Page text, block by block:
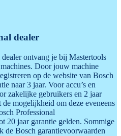
dealer
ontvang je bij Mastertools
Door jouw machine
op de website van Bosch
naar 3 jaar. Voor accu’s en
zakelijke gebruikers en 2 jaar
mogelijkheid om deze eveneens
Professional
20 jaar garantie gelden. Sommige
de Bosch garantievoorwaarden